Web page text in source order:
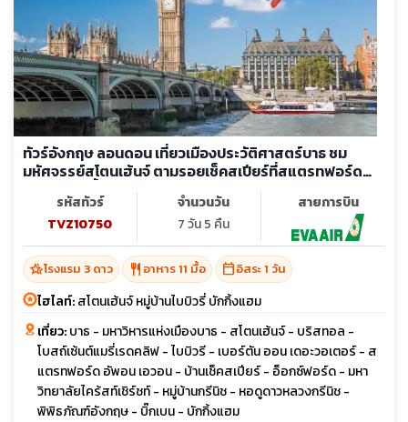
ทัวร์อังกฤษ ลอนดอน เที่ยวเมืองประวัติศาสตร์บาธ ชม
มหัศจรรย์สโตนเฮ้นจ์ ตามรอยเช็คสเปียร์ที่สแตรทฟอร์ด
ล่องเรือแม่น้ำเทมส์ (อิสระ 1 วัน)
รหัสทัวร์
TVZ10750
จำนวนวัน
7 วัน 5 คืน
สายการบิน
hotel_classโรงแรม 3 ดาว restaurant อาหาร 11 มื้อ calendar_todayอิสระ 1 วัน
ไฮไลท์:สโตนเฮ้นจ์ หมู่บ้านไบบิวรี่ บักกิ้งแฮม
เที่ยว:บาธ - มหาวิหารแห่งเมืองบาธ - สโตนเฮ้นจ์ - บริสทอล -
โบสถ์เซ้นต์แมรี่เรดคลิฟ - ไบบิวรี - เบอร์ตัน ออน เดอะวอเตอร์ - ส
แตรทฟอร์ด อัพอน เอวอน - บ้านเช็คสเปียร์ - อ็อกซ์ฟอร์ด - มหา
วิทยาลัยไคร้สท์เชิร์ชท์ - หมู่บ้านกรีนิช - หอดูดาวหลวงกรีนิช -
พิพิธภัณฑ์อังกฤษ - บิ๊กเบน - บักกิ้งแฮม